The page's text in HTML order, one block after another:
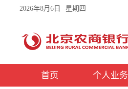
2026年8月6日 星期四
首页 个人业务